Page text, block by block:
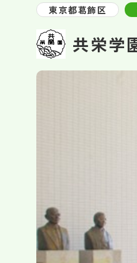
東京都葛飾区
共栄学